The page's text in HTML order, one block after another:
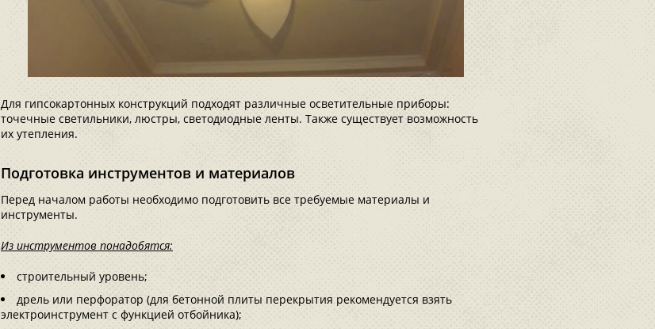
Для гипсокартонных конструкций подходят различные осветительные приборы:
точечные светильники, люстры, светодиодные ленты. Также существует возможность
их утепления.
Подготовка инструментов и материалов
Перед началом работы необходимо подготовить все требуемые материалы и
инструменты.
Из инструментов понадобятся:
строительный уровень;
дрель или перфоратор (для бетонной плиты перекрытия рекомендуется взять
электроинструмент с функцией отбойника);